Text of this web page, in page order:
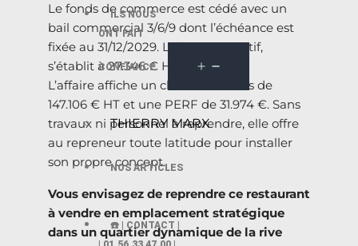
ILS NOUS
ONT FAIT
CONFIANCE
THIERRY MARX
NOS ARTICLES
☎️ | CONTACT |
Le fonds de commerce est cédé avec un
bail commercial 3/6/9 dont l’échéance est
fixée au 31/12/2029. Le loyer, attractif,
s’établit à 27.346 € HT/HC par an.
L’affaire affiche un chiffre d’affaires de
147.106 € HT et une PERF de 31.974 €. Sans
travaux ni personnel à reprendre, elle offre
au repreneur toute latitude pour installer
son propre concept.
Vous envisagez de reprendre ce restaurant
à vendre en emplacement stratégique
dans un quartier dynamique de la rive